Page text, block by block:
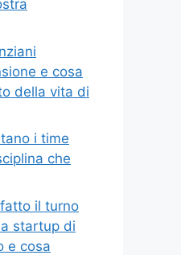
e cosa
della vita di
i time
che
il turno
startup di
e cosa